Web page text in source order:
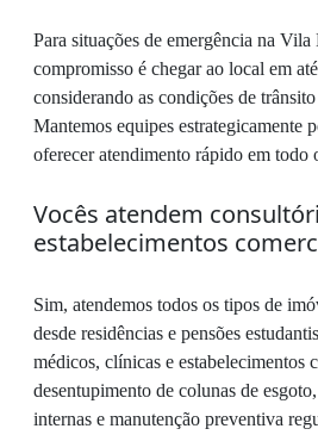
Para situações de emergência na Vila
compromisso é chegar ao local em
considerando as condições de
Mantemos equipes estrategicamente
oferecer atendimento rápido em todo
Vocês atendem
estabelecimentos
Sim, atendemos todos os tipos de
desde residências e pensões
médicos, clínicas e estabelecimentos
desentupimento de colunas de
internas e manutenção preventiva